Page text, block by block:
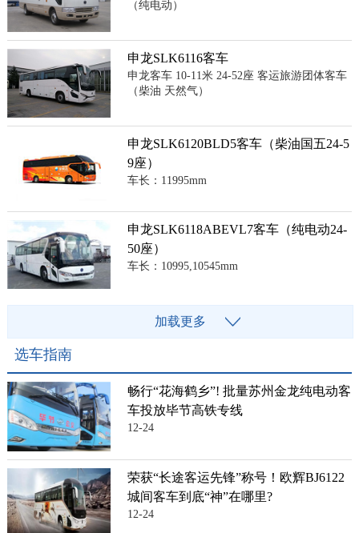
（纯电动）
申龙SLK6116客车
申龙客车 10-11米 24-52座 客运旅游团体客车
（柴油 天然气）
申龙SLK6120BLD5客车（柴油国五24-5
9座）
车长：11995mm
申龙SLK6118ABEVL7客车（纯电动24-
50座）
车长：10995,10545mm
加载更多
选车指南
畅行“花海鹤乡”! 批量苏州金龙纯电动客
车投放毕节高铁专线
12-24
荣获“长途客运先锋”称号！欧辉BJ6122
城间客车到底“神”在哪里?
12-24